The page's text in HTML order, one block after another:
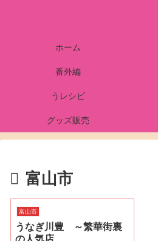
ホーム
番外編
うレシピ
グッズ販売
富山市
富山市
うなぎ川豊 ～繁華街裏
の人気店